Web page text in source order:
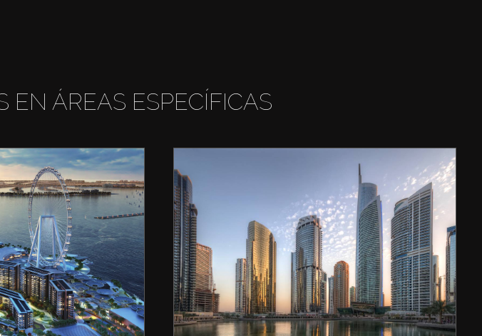
EN ÁREAS ESPECÍFICAS